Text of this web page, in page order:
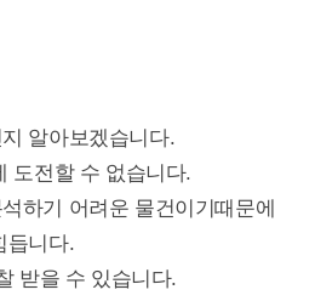
알아보겠습니다.
도전할 수 없습니다.
하기 어려운 물건이기때문에
듭니다.
받을 수 있습니다.